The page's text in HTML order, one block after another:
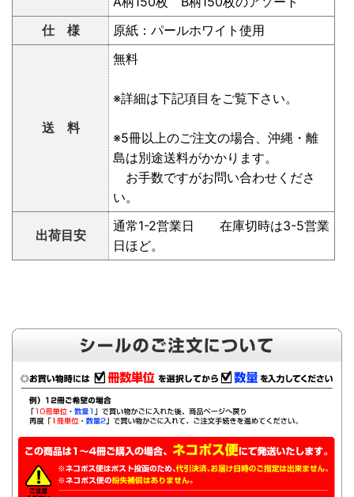
仕 様
原紙：パールホワイト使用
送 料
無料
※詳細は下記項目をご覧下さい。
※5冊以上のご注文の場合、沖縄・離
島は別途送料がかかります。
お手数ですがお問い合わせくださ
い。
出荷目安
通常1-2営業日 在庫切時は3-5営業
日ほど。